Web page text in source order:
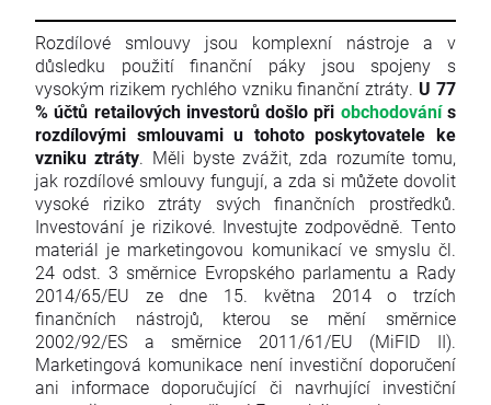
Rozdílové smlouvy jsou komplexní nástroje a v
důsledku použití finanční páky jsou spojeny s
vysokým rizikem rychlého vzniku finanční ztráty. U 77
% účtů retailových investorů došlo při obchodovánís
rozdílovými smlouvami u tohoto poskytovatele ke
vzniku ztráty. Měli byste zvážit, zda rozumíte tomu,
jak rozdílové smlouvy fungují, a zda si můžete dovolit
vysoké riziko ztráty svých finančních prostředků.
Investování je rizikové. Investujte zodpovědně. Tento
materiál je marketingovou komunikací ve smyslu čl.
24 odst. 3 směrnice Evropského parlamentu a Rady
2014/65/EU ze dne 15. května 2014 o trzích
finančních nástrojů, kterou se mění směrnice
2002/92/ES a směrnice 2011/61/EU (MiFID II).
Marketingová komunikace není investiční doporučení
ani informace doporučující či navrhující investiční